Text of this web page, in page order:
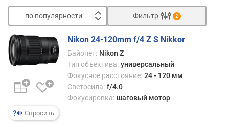
по популярности
п
о
п
о
п
л
я
Фильтр 2
Спросить
Nikon 24-120mm f/4 Z S Nikkor
Байонет: Nikon Z
Тип объектива: универсальный
Фокусное расстояние: 24 - 120 мм
Светосила: f/4.0
Фокусировка: шаговый мотор